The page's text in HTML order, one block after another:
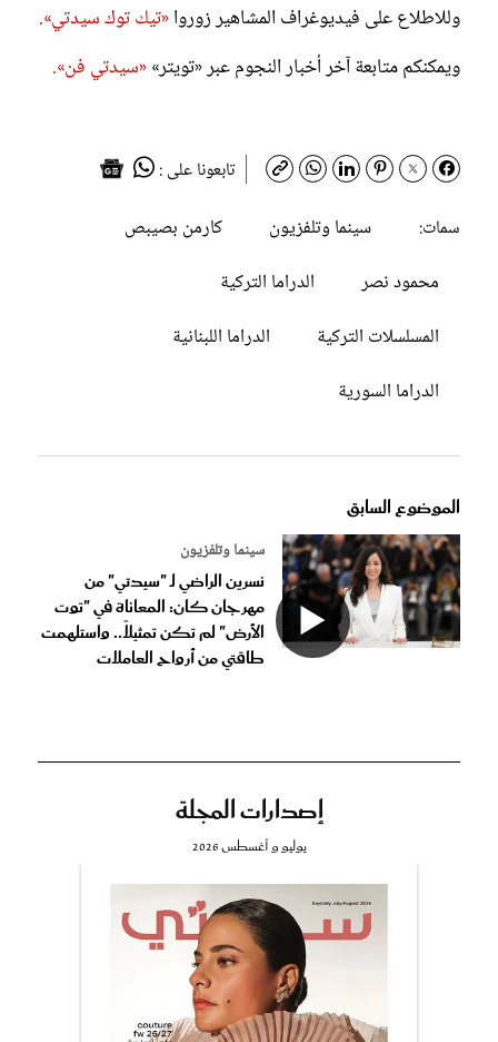
وللاطلاع على فيديوغراف المشاهير زوروا«تيك توك سيدتي».
ويمكنكم متابعة آخر أخبار النجوم عبر «تويتر»«سيدتي فن».
تابعونا على :
سمات:
سينما وتلفزيون
كارمن بصيبص
محمود نصر
الدراما التركية
المسلسلات التركية
الدراما اللبنانية
الدراما السورية
الموضوع السابق
سينما وتلفزيون
نسرين الراضي لـ "سيدتي" من
مهرجان كان: المعاناة في "توت
الأرض" لم تكن تمثيلاً.. واستلهمت
طاقتي من أرواح العاملات
إصدارات المجلة
يوليو و أغسطس 2026